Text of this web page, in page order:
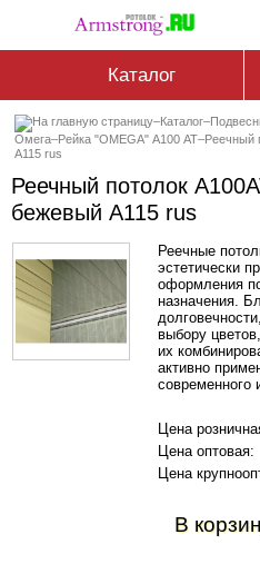
Каталог
–Каталог–
Омега–Рейка "OMEGA" А100 АТ–Реечный
А115 rus
Реечный потолок
бежевый А115 rus
Реечные
эстетически
оформления
назначения.
выбору
их
активно
современного
Цена
Цена оптовая:
Цена
В